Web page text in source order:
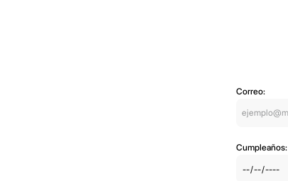
Correo:
Cumpleaños: